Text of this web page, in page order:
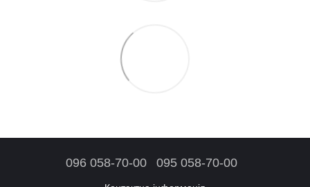
096 058-70-00 095 058-70-00